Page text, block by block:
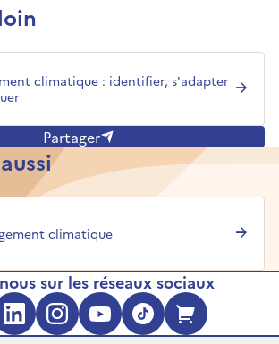
climatique : identifier, s'adapter
Partager
climatique
sur les réseaux sociaux
(s'ouvre dans une
LinkedIn (s'ouvre dans
Instagram (s'ouvre
YouTube
TikTok